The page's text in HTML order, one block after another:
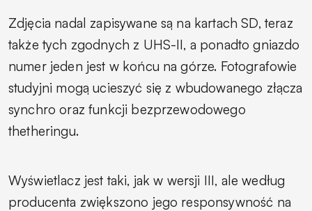
Zdjęcia nadal zapisywane są na kartach SD, teraz
także tych zgodnych z UHS-II, a ponadto gniazdo
numer jeden jest w końcu na górze. Fotografowie
studyjni mogą ucieszyć się z wbudowanego złącza
synchro oraz funkcji bezprzewodowego
thetheringu.
Wyświetlacz jest taki, jak w wersji III, ale według
producenta zwiększono jego responsywność na